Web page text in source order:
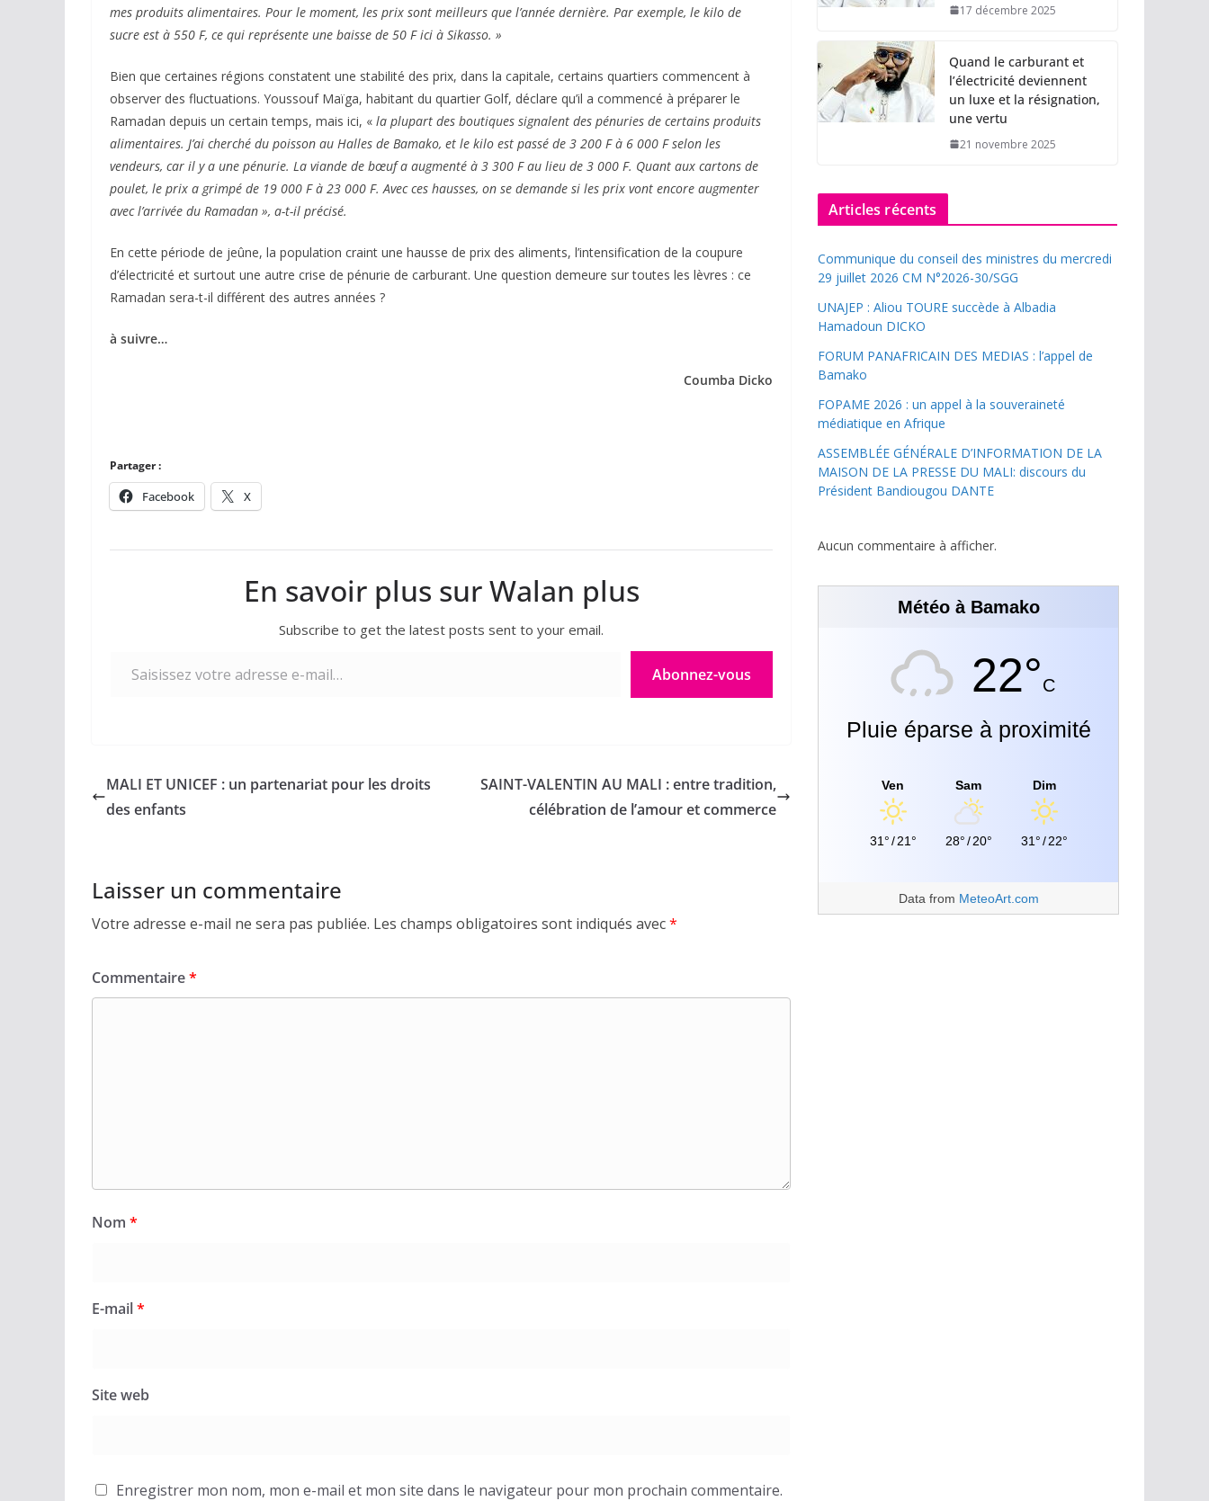
mes produits alimentaires. Pour le moment, les prix sont meilleurs que l’année dernière. Par exemple, le kilo de
sucre est à 550 F, ce qui représente une baisse de 50 F ici à Sikasso. »
Bien que certaines régions constatent une stabilité des prix, dans la capitale, certains quartiers commencent à
observer des fluctuations. Youssouf Maïga, habitant du quartier Golf, déclare qu’il a commencé à préparer le
Ramadan depuis un certain temps, mais ici, « la plupart des boutiques signalent des pénuries de certains produits
alimentaires. J’ai cherché du poisson au Halles de Bamako, et le kilo est passé de 3 200 F à 6 000 F selon les
vendeurs, car il y a une pénurie. La viande de bœuf a augmenté à 3 300 F au lieu de 3 000 F. Quant aux cartons de
poulet, le prix a grimpé de 19 000 F à 23 000 F. Avec ces hausses, on se demande si les prix vont encore augmenter
avec l’arrivée du Ramadan », a-t-il précisé.
En cette période de jeûne, la population craint une hausse de prix des aliments, l’intensification de la coupure
d’électricité et surtout une autre crise de pénurie de carburant. Une question demeure sur toutes les lèvres : ce
Ramadan sera-t-il différent des autres années ?
à suivre…
Coumba Dicko
Partager :
Facebook X
En savoir plus sur Walan plus
Subscribe to get the latest posts sent to your email.
Abonnez-vous
MALI ET UNICEF : un partenariat pour les droits
des enfants
SAINT-VALENTIN AU MALI : entre tradition,
célébration de l’amour et commerce
Laisser un commentaire
Votre adresse e-mail ne sera pas publiée. Les champs obligatoires sont indiqués avec*
Commentaire*
Nom *
E-mail*
Site web
Enregistrer mon nom, mon e-mail et mon site dans le navigateur pour mon prochain commentaire.
17 décembre 2025
Quand le carburant et
l’électricité deviennent
un luxe et la résignation,
une vertu
21 novembre 2025
Articles récents
Communique du conseil des ministres du mercredi
29 juillet 2026 CM N°2026-30/SGG
UNAJEP : Aliou TOURE succède à Albadia
Hamadoun DICKO
FORUM PANAFRICAIN DES MEDIAS : l’appel de
Bamako
FOPAME 2026 : un appel à la souveraineté
médiatique en Afrique
ASSEMBLÉE GÉNÉRALE D’INFORMATION DE LA
MAISON DE LA PRESSE DU MALI: discours du
Président Bandiougou DANTE
Aucun commentaire à afficher.
Météo à Bamako
22°C
Pluie éparse à proximité
Ven
31°/ 21°
Sam
28°/ 20°
Dim
31°/ 22°
Data from MeteoArt.com